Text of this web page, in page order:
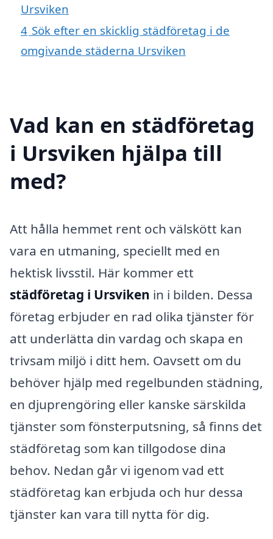
Ursviken
4 Sök efter en skicklig städföretag i de
omgivande städerna Ursviken
Vad kan en städföretag
i Ursviken hjälpa till
med?
Att hålla hemmet rent och välskött kan
vara en utmaning, speciellt med en
hektisk livsstil. Här kommer ett
städföretag i Ursviken in i bilden. Dessa
företag erbjuder en rad olika tjänster för
att underlätta din vardag och skapa en
trivsam miljö i ditt hem. Oavsett om du
behöver hjälp med regelbunden städning,
en djuprengöring eller kanske särskilda
tjänster som fönsterputsning, så finns det
städföretag som kan tillgodose dina
behov. Nedan går vi igenom vad ett
städföretag kan erbjuda och hur dessa
tjänster kan vara till nytta för dig.